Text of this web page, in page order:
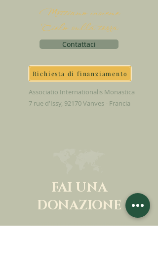
Mettiamo insieme
Cielo sulla terra
Contattaci
Richiesta di finanziamento
Associatio Internationalis Monastica
7 rue d'Issy, 92170 Vanves - Francia
FAI UNA
DONAZIONE
SOSTENETE LA NOSTRA MISSIONE